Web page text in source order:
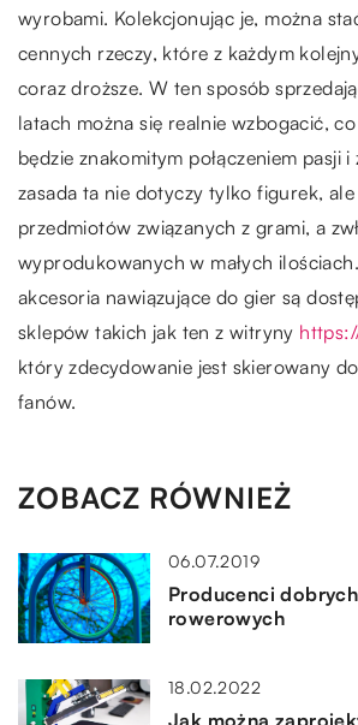
wyrobami. Kolekcjonując je, można
cennych rzeczy, które z każdym
coraz droższe. W ten sposób
latach można się realnie wzbogacić,
będzie znakomitym połączeniem pasji
zasada ta nie dotyczy tylko figurek,
przedmiotów związanych z grami, a
wyprodukowanych w małych
akcesoria nawiązujące do gier są
sklepów takich jak ten z witryny
który zdecydowanie jest skierowany
fanów.
ZOBACZ RÓWNIEŻ
06.07.2019
Producenci
rowerowych
18.02.2022